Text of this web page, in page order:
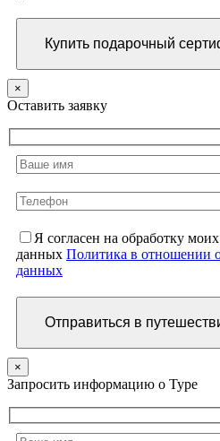
×
Оставить заявку
Я согласен на обработку
данных Политика в отношении
данных
×
Запросить информацию о Туре